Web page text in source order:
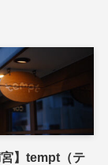
宮】tempt（テ